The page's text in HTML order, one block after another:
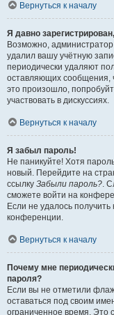
Вернуться к началу
Я давно
Возможно,
удалил вашу учётную
периодически удаляют
оставляющих сообщения,
это произошло,
участвовать в дискуссиях.
Вернуться к началу
Я забыл пароль!
Не паникуйте! Хотя
новый. Перейдите на
ссылку Забыли пароль?.
сможете войти на
Если не удалось
конференции.
Вернуться к началу
Почему мне
пароля?
Если вы не отметили
оставаться под своим
ограниченное время. Это